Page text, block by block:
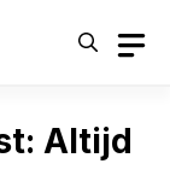
Altijd